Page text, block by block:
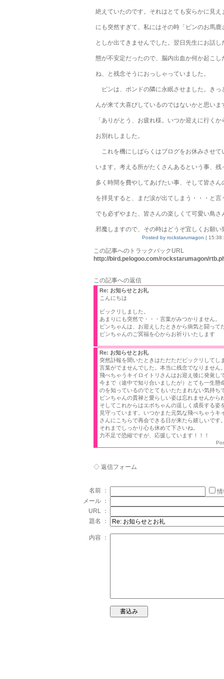
絶えていたのです。それはとても安らかに見え
にも突然すぎて、私にはその時「ピンのお馬鹿
としか出てきませんでした。翌日先生にお話
態が不安定だったので、脳内出血か何か起こし
ね、と残念そうにおっしゃっていました。
ピンは、ポンドの隣に永眠させました。きっ
んが来て大喜びしているのではないかと思いま
「ありがとう、お疲れ様。いつか迎えに行く
お別れしました。
これを機にしばらくはブログをお休みさせて
います。考える所がたくさんあるという事、残
多く時間を費やしてあげたい事、そして皆さん
を拝見すると、まだ涙が出てしまう・・・と
でも必ずやまた、皆さんの楽しくて可愛い鳥さ
邪魔しますので、その時はどうぞ宜しくお願い
Posted by rockstarumagon |
この記事へのトラックバックURL
http://bird.pelogoo.com/rockstarumagon/
この記事への返信
Re: お知らせとお礼
こんにちは
ビックリしました。
あまりにも突然で・・・言葉がみつかりません。
ピンちゃんは、お迎えしたときから病気と闘って
ピンちゃんのご冥福を心からお祈りいたします
Re: お知らせとお礼
突然訃報を聞いたときはただただビックリしてし
言葉がでませんでした。本当に残念でなりません
飛べちゃうキイロイトリさんはお迎え後に発覚し
今まで（途中で知り合いましたが）とても一生懸
のを知っているのでとてもいたたまれない気持ち
ピンちゃんの貫禄と愛らしい姿は忘れませんから
そしてこれからはエボちゃんの逞しく成長する姿
見守っています。いつかまた元気な飛べちゃうキ
さんにこちらで再会できる日が来たら嬉しいです
それまでしっかり心も休めて下さいね。
力不足で恐縮ですが、応援しています！！！
◇ 返信フォーム
名前 ：
メール ：
URL ：
題名 ：
内容 ：